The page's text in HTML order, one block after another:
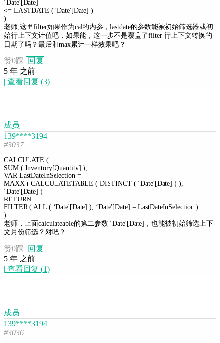
‘Date'[Date]
<= LASTDATE ( 'Date'[Date] )
)
老师,这里filter如果作为cal的内参，lastdate的参数能被初始筛选器或初
始行上下文计值吧，如果能，这一步不是覆盖了filter 行上下文转换的
日期了吗？最后和max累计一样效果吧？
赞0踩
回复
5 年 之前
| 查看回复 (3)
成员
139****3194
#3037
CALCULATE (
SUM ( Inventory[Quantity] ),
VAR LastDateInSelection =
MAXX ( CALCULATETABLE ( DISTINCT ( ‘Date'[Date] ) ),
‘Date'[Date] )
RETURN
FILTER ( ALL ( ‘Date'[Date] ), ‘Date'[Date] = LastDateInSelection )
)
老师，上面calculateable的第二参数 ‘Date'[Date]，也能被初始筛选上下
文月份筛选？对吧？
赞0踩
回复
5 年 之前
| 查看回复 (1)
成员
139****3194
#3036